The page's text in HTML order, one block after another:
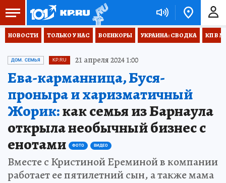
НОВОСТИ ТОЛЬКО У НАС ВОЕНКОРЫ УКРАИНА: СВОДКА КП В
ДОМ. СЕМЬЯ KP.RU 21 апреля 2024 1:00
Ева-карманница, Буся-
проныра и харизматичный
Жорик:как семья из Барнаула
открыла необычный бизнес с
енотами
ФОТО ВИДЕО
Вместе с Кристиной Ереминой в компании
работает ее пятилетний сын, а также мама